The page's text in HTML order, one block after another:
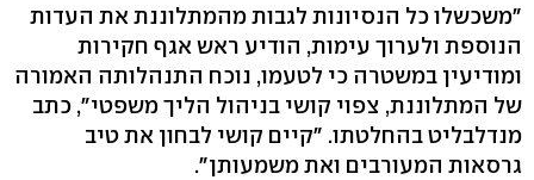
"משכשלו כל הנסיונות לגבות מהמתלוננת את העדות
הנוספת ולערוך עימות, הודיע ראש אגף חקירות
ומודיעין במשטרה כי לטעמו, נוכח התנהלותה האמורה
של המתלוננת, צפוי קושי בניהול הליך משפטי", כתב
מנדלבליט בהחלטתו. "קיים קושי לבחון את טיב
גרסאות המעורבים ואת משמעותן".